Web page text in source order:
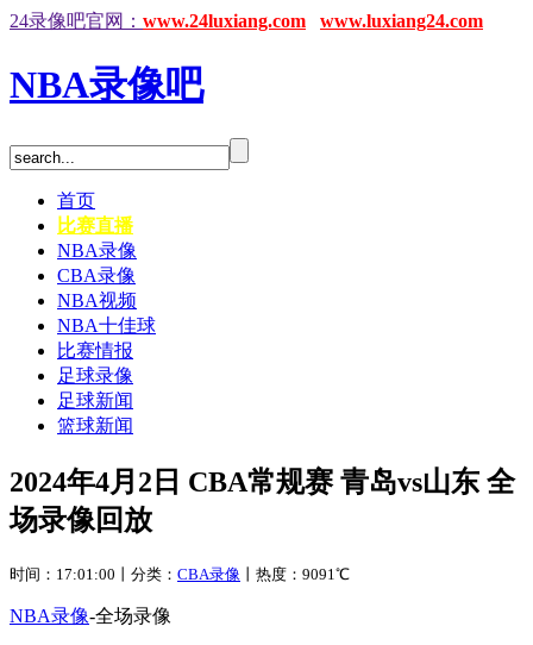
24录像吧官网： www.24luxiang.com www.luxiang24.com
NBA录像吧
首页
比赛直播
NBA录像
CBA录像
NBA视频
NBA十佳球
比赛情报
足球录像
足球新闻
篮球新闻
2024年4月2日 CBA常规赛 青岛vs山东 全
场录像回放
时间：17:01:00丨分类： CBA录像 丨热度：9091℃
NBA录像-全场录像